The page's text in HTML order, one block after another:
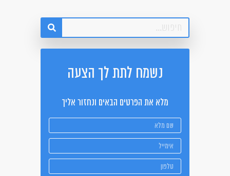
נשמח לתת לך הצעה
מלא את הפרטים הבאים ונחזור אליך